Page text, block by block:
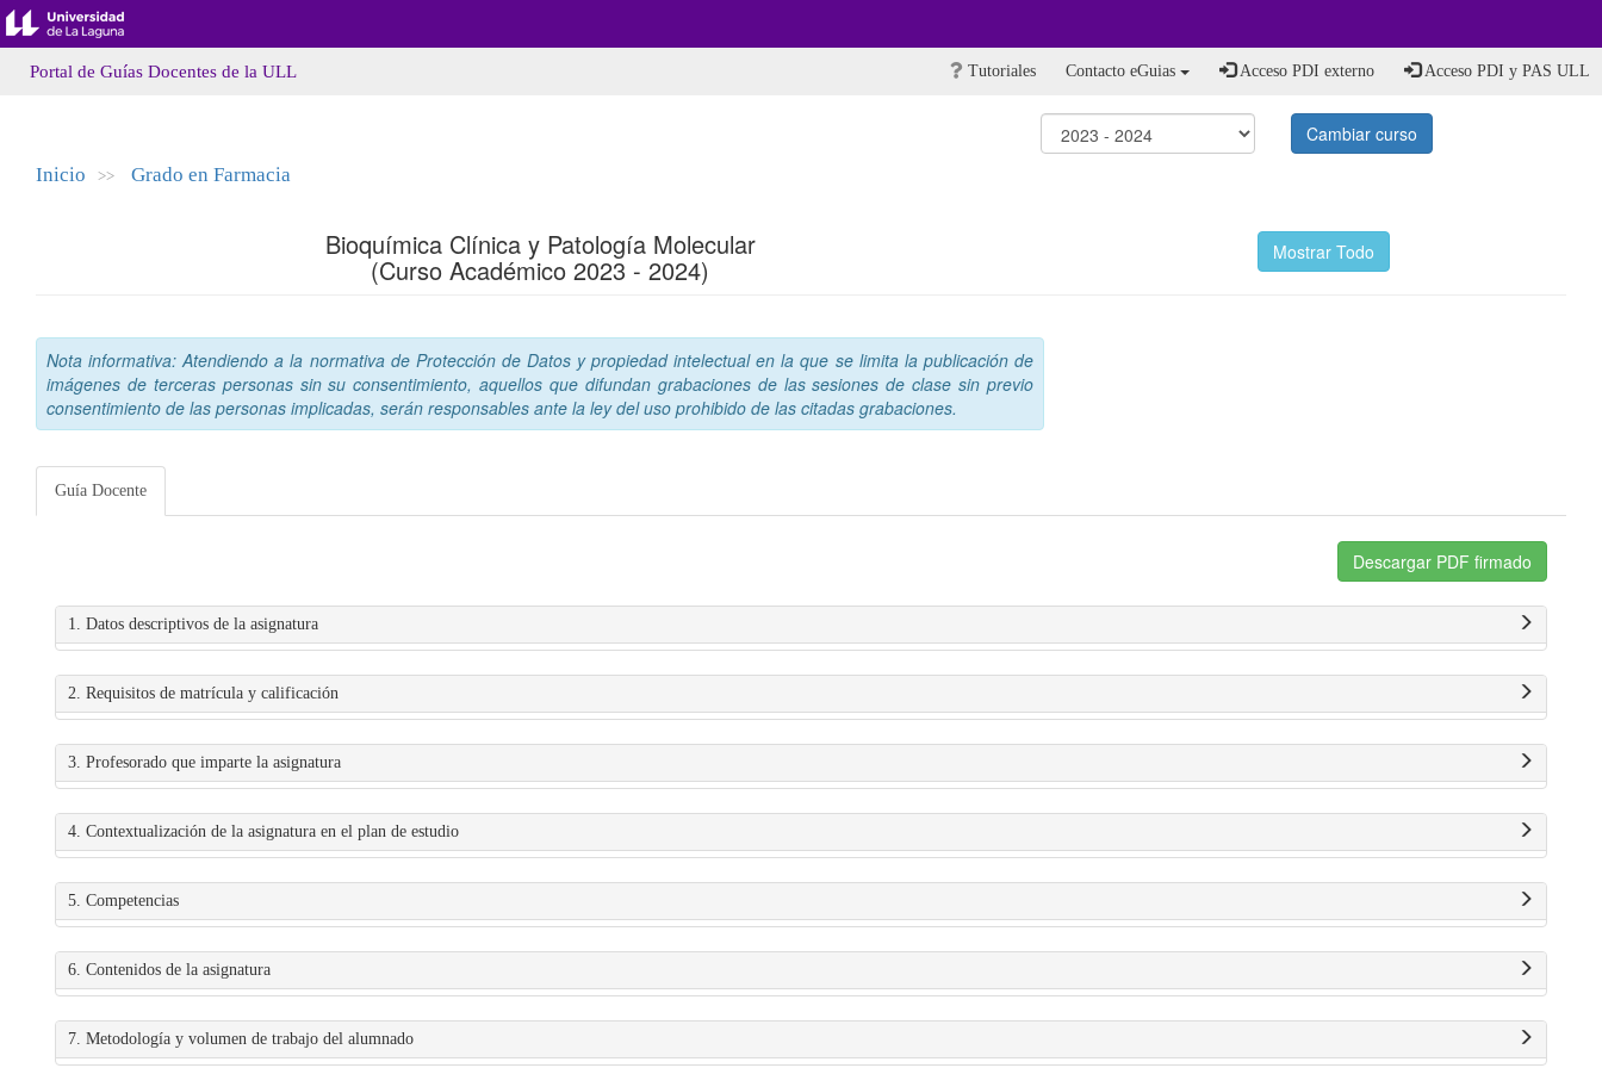
Portal de Guías Docentes de la ULL Tutoriales Contacto eGuias Acceso PDI externo Acceso PDI y PAS ULL
Cambiar curso
Inicio >> Grado en Farmacia
Bioquímica Clínica y Patología Molecular
(Curso Académico 2023 - 2024)
Mostrar Todo
Nota informativa: Atendiendo a la normativa de Protección de Datos y propiedad intelectual en la que se limita la publicación de
imágenes de terceras personas sin su consentimiento, aquellos que difundan grabaciones de las sesiones de clase sin previo
consentimiento de las personas implicadas, serán responsables ante la ley del uso prohibido de las citadas grabaciones.
Guía Docente
Descargar PDF firmado
1. Datos descriptivos de la asignatura
2. Requisitos de matrícula y calificación
3. Profesorado que imparte la asignatura
4. Contextualización de la asignatura en el plan de estudio
5. Competencias
6. Contenidos de la asignatura
7. Metodología y volumen de trabajo del alumnado